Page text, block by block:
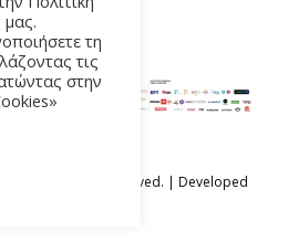
2026 All rights reserved. | Developed
μας.
τη
τις
στην